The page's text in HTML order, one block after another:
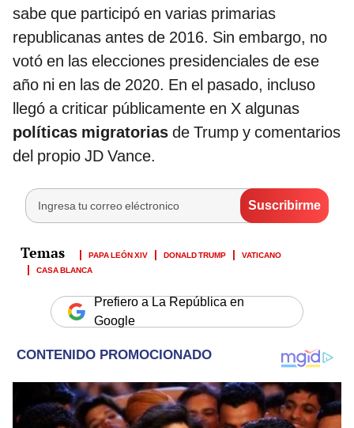
sabe que participó en varias primarias
republicanas antes de 2016. Sin embargo, no
votó en las elecciones presidenciales de ese
año ni en las de 2020. En el pasado, incluso
llegó a criticar públicamente en X algunas
políticas migratorias de Trump y comentarios
del propio JD Vance.
PAPA LEÓN XIV DONALD TRUMP
VATICANO
CASA BLANCA
Prefiero a La República en
Google